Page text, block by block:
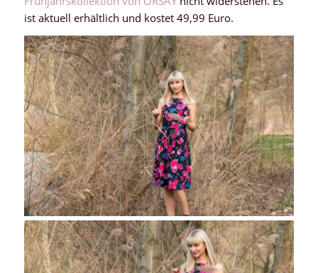
ist aktuell erhältlich und kostet 49,99 Euro.